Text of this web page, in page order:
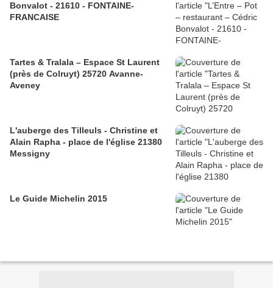
Bonvalot - 21610 - FONTAINE-
FRANCAISE
Tartes & Tralala – Espace St Laurent
(près de Colruyt) 25720 Avanne-
Aveney
L'auberge des Tilleuls - Christine et
Alain Rapha - place de l'église 21380
Messigny
Le Guide Michelin 2015